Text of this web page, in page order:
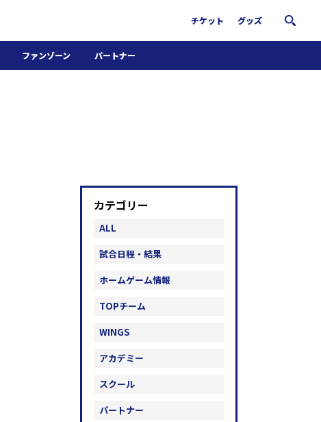
チケット グッズ
ファンゾーン パートナー
カテゴリー
ALL
試合日程・結果
ホームゲーム情報
TOPチーム
WINGS
アカデミー
スクール
パートナー